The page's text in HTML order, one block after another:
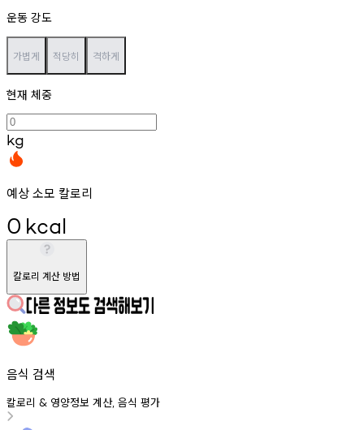
운동 강도
가볍게 적당히 격하게
현재 체중
kg
예상 소모 칼로리
0 kcal
칼로리 계산 방법
음식 검색
칼로리 & 영양정보 계산, 음식 평가